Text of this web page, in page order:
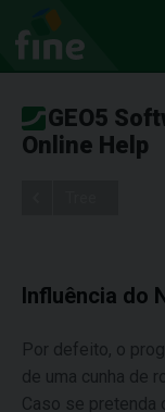
GEO5
Online Help
Influência do
Por defeito, o
de uma cunha de
Caso se pretenda